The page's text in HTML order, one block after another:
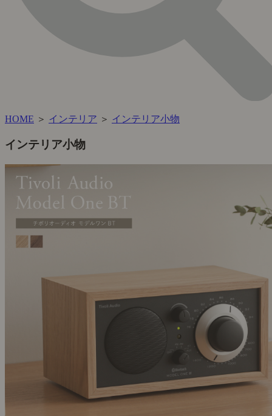
HOME ＞ インテリア ＞ インテリア小物
インテリア小物